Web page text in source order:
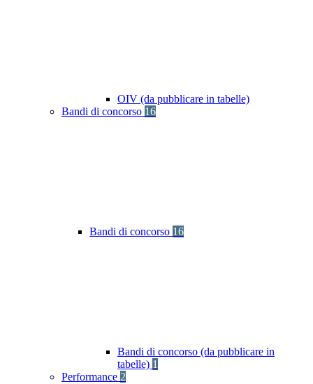
OIV (da pubblicare in tabelle)
Bandi di concorso 16
Bandi di concorso 16
Bandi di concorso (da pubblicare in
tabelle) 1
Performance 2